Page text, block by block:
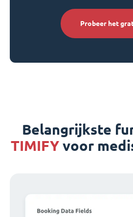
Probeer het
Belangrijkste
TIMIFY voor